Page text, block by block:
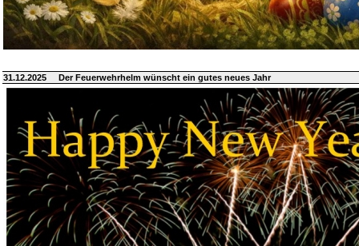
31.12.2025 Der Feuerwehrhelm wünscht ein gutes neues Jahr